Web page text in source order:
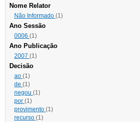
Nome Relator
Não Informado (1)
Ano Sessão
0006 (1)
Ano Publicação
2007 (1)
Decisão
ao (1)
de (1)
negou (1)
por (1)
provimento (1)
recurso (1)